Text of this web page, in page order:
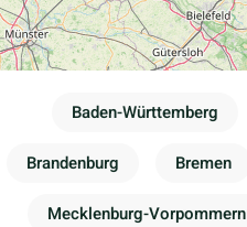
Baden-Württemberg
Brandenburg Bremen
Mecklenburg-Vorpommern